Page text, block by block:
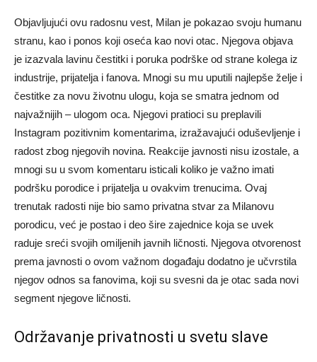
Objavljujući ovu radosnu vest, Milan je pokazao svoju humanu
stranu, kao i ponos koji oseća kao novi otac. Njegova objava
je izazvala lavinu čestitki i poruka podrške od strane kolega iz
industrije, prijatelja i fanova. Mnogi su mu uputili najlepše želje i
čestitke za novu životnu ulogu, koja se smatra jednom od
najvažnijih – ulogom oca. Njegovi pratioci su preplavili
Instagram pozitivnim komentarima, izražavajući oduševljenje i
radost zbog njegovih novina. Reakcije javnosti nisu izostale, a
mnogi su u svom komentaru isticali koliko je važno imati
podršku porodice i prijatelja u ovakvim trenucima. Ovaj
trenutak radosti nije bio samo privatna stvar za Milanovu
porodicu, već je postao i deo šire zajednice koja se uvek
raduje sreći svojih omiljenih javnih ličnosti. Njegova otvorenost
prema javnosti o ovom važnom događaju dodatno je učvrstila
njegov odnos sa fanovima, koji su svesni da je otac sada novi
segment njegove ličnosti.
Održavanje privatnosti u svetu slave